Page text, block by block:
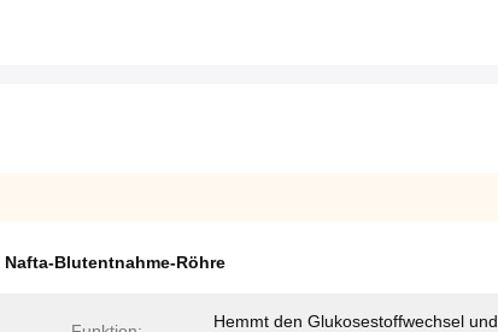
Nafta-Blutentnahme-Röhre
Hemmt den Glukosestoffwechsel und